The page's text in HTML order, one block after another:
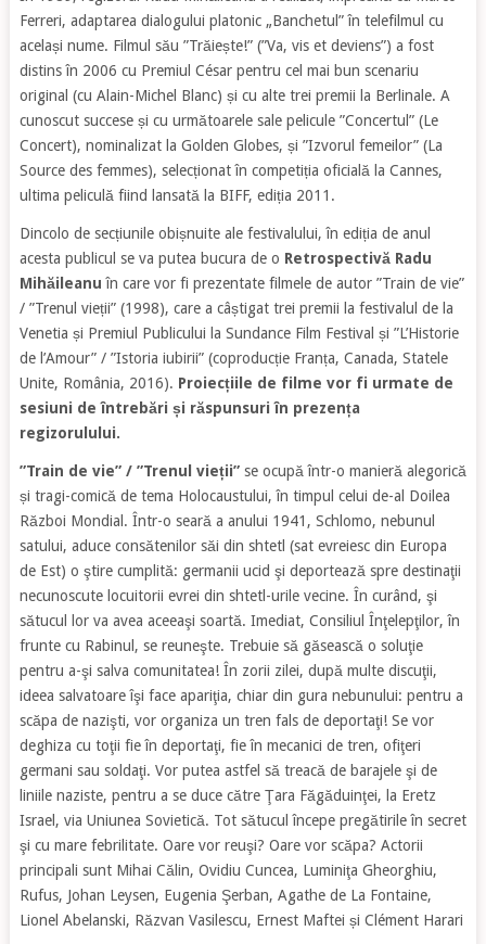
Ferreri, adaptarea dialogului platonic „Banchetul” în telefilmul cu
același nume. Filmul său ”Trăiește!” (”Va, vis et deviens”) a fost
distins în 2006 cu Premiul César pentru cel mai bun scenariu
original (cu Alain-Michel Blanc) și cu alte trei premii la Berlinale. A
cunoscut succese și cu următoarele sale pelicule ”Concertul” (Le
Concert), nominalizat la Golden Globes, și ”Izvorul femeilor” (La
Source des femmes), selecționat în competiția oficială la Cannes,
ultima peliculă fiind lansată la BIFF, ediția 2011.
Dincolo de secțiunile obișnuite ale festivalului, în ediția de anul
acesta publicul se va putea bucura de o Retrospectivă Radu
Mihăileanu în care vor fi prezentate filmele de autor ”Train de vie”
/ ”Trenul vieții” (1998), care a câștigat trei premii la festivalul de la
Venetia și Premiul Publicului la Sundance Film Festival și ”L’Historie
de l’Amour” / ”Istoria iubirii” (coproducție Franța, Canada, Statele
Unite, România, 2016). Proiecțiile de filme vor fi urmate de
sesiuni de întrebări și răspunsuri în prezența
regizorulului.
”Train de vie” / ”Trenul vieții”se ocupă într-o manieră alegorică
și tragi-comică de tema Holocaustului, în timpul celui de-al Doilea
Război Mondial. Într-o seară a anului 1941, Schlomo, nebunul
satului, aduce consătenilor săi din shtetl (sat evreiesc din Europa
de Est) o ştire cumplită: germanii ucid şi deportează spre destinaţii
necunoscute locuitorii evrei din shtetl-urile vecine. În curând, şi
sătucul lor va avea aceeaşi soartă. Imediat, Consiliul Înţelepţilor, în
frunte cu Rabinul, se reuneşte. Trebuie să găsească o soluţie
pentru a-şi salva comunitatea! În zorii zilei, după multe discuţii,
ideea salvatoare îşi face apariţia, chiar din gura nebunului: pentru a
scăpa de nazişti, vor organiza un tren fals de deportaţi! Se vor
deghiza cu toţii fie în deportaţi, fie în mecanici de tren, ofiţeri
germani sau soldaţi. Vor putea astfel să treacă de barajele şi de
liniile naziste, pentru a se duce către Ţara Făgăduinţei, la Eretz
Israel, via Uniunea Sovietică. Tot sătucul începe pregătirile în secret
şi cu mare febrilitate. Oare vor reuşi? Oare vor scăpa? Actorii
principali sunt Mihai Călin, Ovidiu Cuncea, Luminiţa Gheorghiu,
Rufus, Johan Leysen, Eugenia Şerban, Agathe de La Fontaine,
Lionel Abelanski, Răzvan Vasilescu, Ernest Maftei și Clément Harari